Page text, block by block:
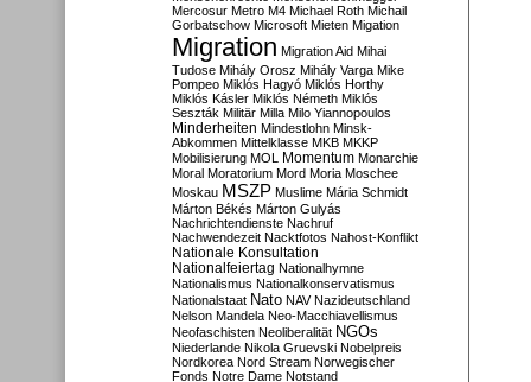
Mercosur Metro M4 Michael Roth Michail
Gorbatschow Microsoft Mieten Migation
Migration Migration Aid Mihai
Tudose Mihály Orosz Mihály Varga Mike
Pompeo Miklós Hagyó Miklós Horthy
Miklós Kásler Miklós Németh Miklós
Seszták Militär Milla Milo Yiannopoulos
Minderheiten Mindestlohn Minsk-
Abkommen Mittelklasse MKB MKKP
Mobilisierung MOL Momentum Monarchie
Moral Moratorium Mord Moria Moschee
Moskau MSZP Muslime Mária Schmidt
Márton Békés Márton Gulyás
Nachrichtendienste Nachruf
Nachwendezeit Nacktfotos Nahost-Konflikt
Nationale Konsultation
Nationalfeiertag Nationalhymne
Nationalismus Nationalkonservatismus
Nationalstaat Nato NAV Nazideutschland
Nelson Mandela Neo-Macchiavellismus
Neofaschisten Neoliberalität NGOs
Niederlande Nikola Gruevski Nobelpreis
Nordkorea Nord Stream Norwegischer
Fonds Notre Dame Notstand